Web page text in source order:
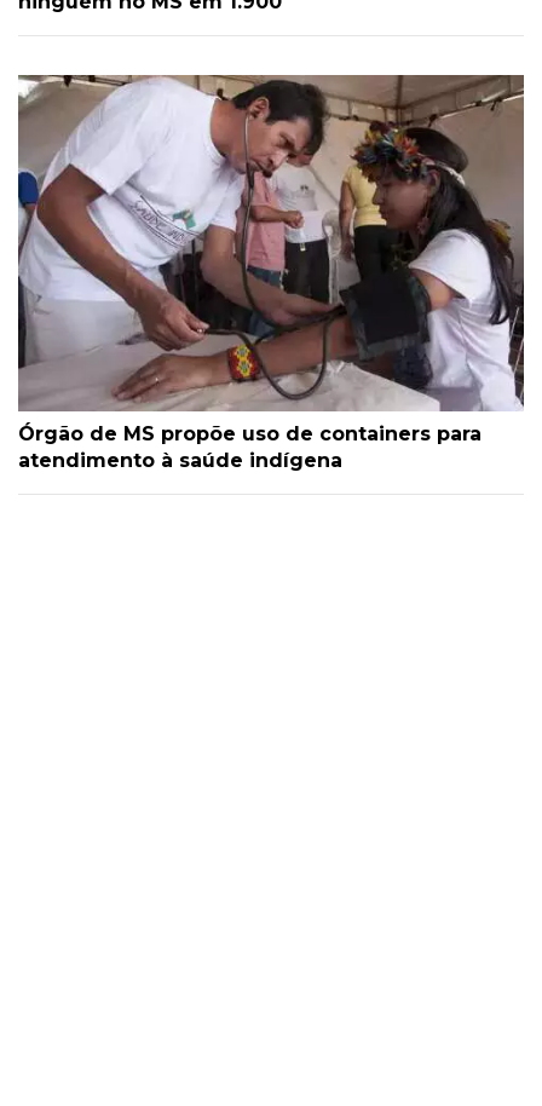
Órgão de MS propõe uso de containers para
atendimento à saúde indígena